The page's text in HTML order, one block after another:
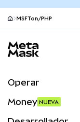
MSFTon/PHP
Operar
Money NUEVA